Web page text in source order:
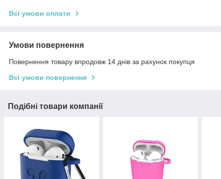
Всі умови оплати
Умови повернення
Повернення товару впродовж 14 днів за рахунок покупця
Всі умови повернення
Подібні товари компанії